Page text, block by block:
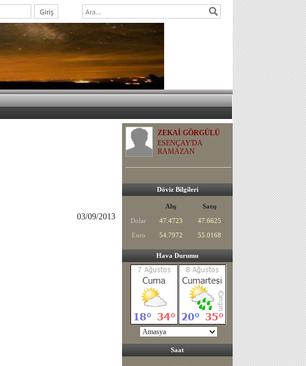
03/09/2013
ZEKAİ GÖRGÜLÜ
ESENÇAY'DA
RAMAZAN
Döviz Bilgileri
Alış
Satış
Dolar
47.4723
47.6625
Euro
54.7972 55.0168
Hava Durumu
Saat